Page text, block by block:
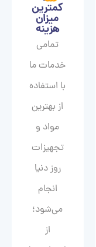
کمترین
میزان
هزینه
تمامی
خدمات ما
با استفاده
از بهترین
مواد و
تجهیزات
روز دنیا
انجام
می‌شود؛
از